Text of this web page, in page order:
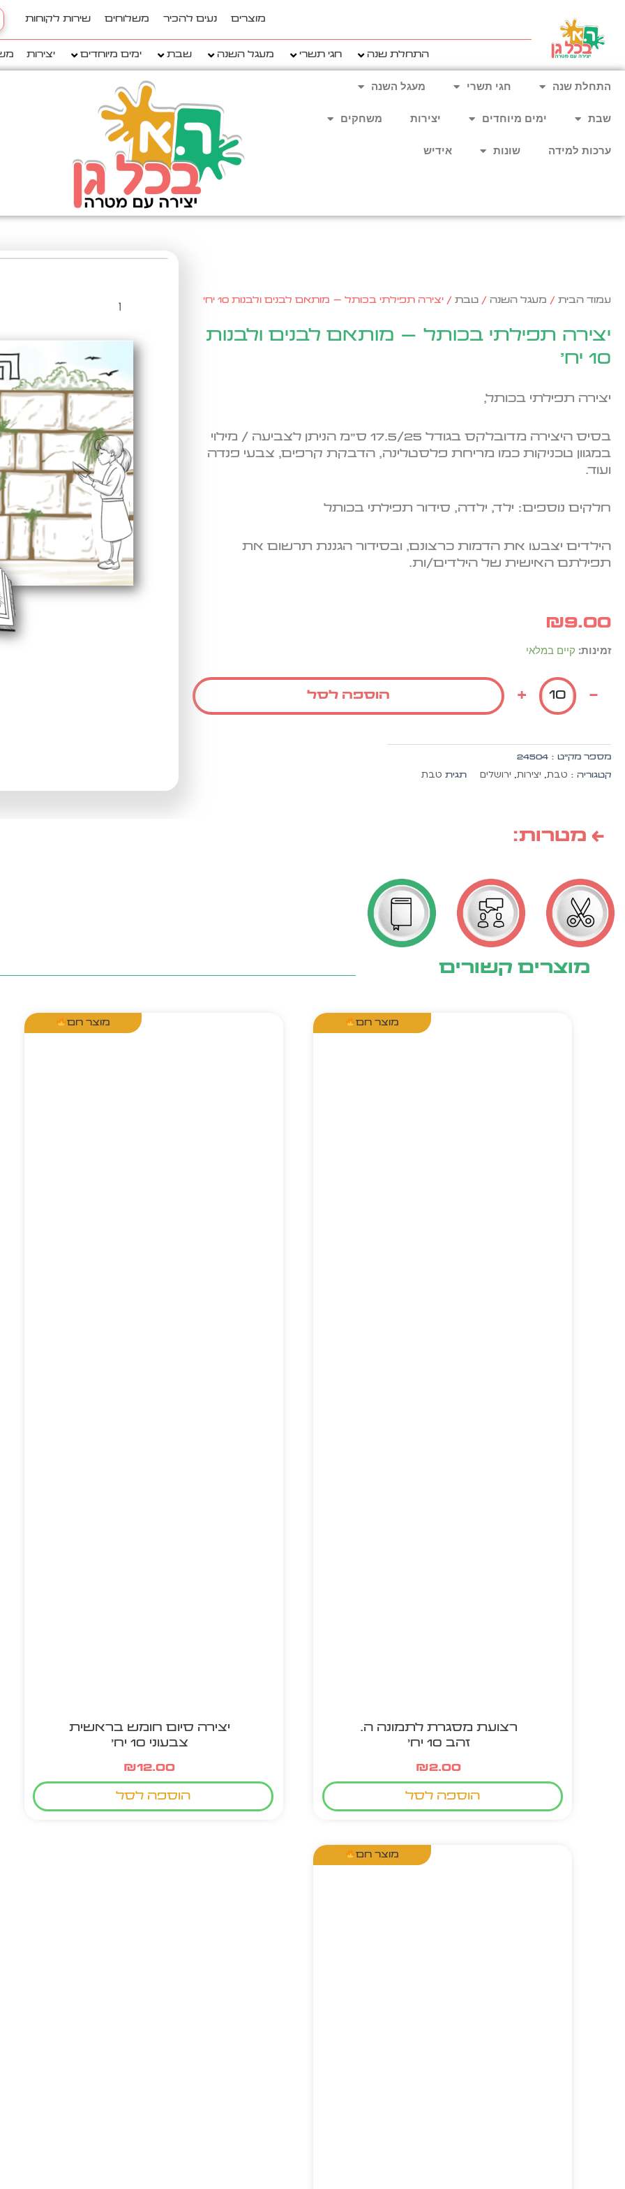
מוצרים נעים להכיר משלוחים שירות לקוחות
התחלת שנה חגי תשרי מעגל השנה שבת ימים מיוחדים יצירות
התחלת שנה חגי תשרי מעגל השנה
שבת ימים מיוחדים יצירות משחקים
ערכות למידה שונות אידיש
עמוד הבית / מעגל השנה / טבת / יצירה תפילתי בכותל – מותאם לבנים ולבנות 10 יח'
יצירה תפילתי בכותל – מותאם לבנים ולבנות
10 יח'
יצירה תפילתי בכותל,
בסיס היצירה מדובלקס בגודל 17.5/25 ס"מ הניתן לצביעה / מילוי
במגוון טכניקות כמו מריחת פלסטלינה, הדבקת קרפים, צבעי פנדה
ועוד.
חלקים נוספים: ילד, ילדה, סידור תפילתי בכותל
הילדים יצבעו את הדמות כרצונם, ובסידור הגננת תרשום את
תפילתם האישית של הילדים/ות.
₪9.00
זמינות: קיים במלאי
-
כמות
יצירה
תפילתי
בכותל
+ הוספה לסל
מספר מק״ט : 24504
קטגוריה : טבת, יצירות, ירושלים תגית טבת
← מטרות:
מוצרים קשורים
מוצר חם
רצועת מסגרת לתמונה ה.
זהב 10 יח'
₪2.00
הוספה לסל
מוצר חם
יצירה סיום חומש בראשית
צבעוני 10 יח'
₪12.00
הוספה לסל
מוצר חם